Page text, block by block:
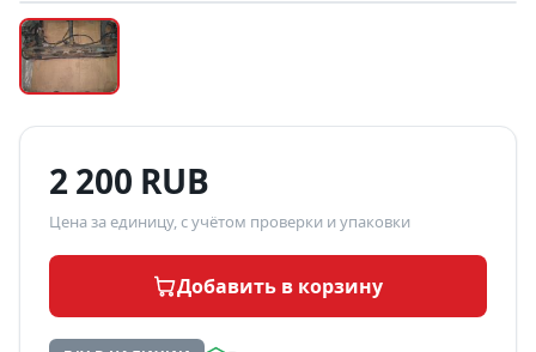
Б/У В НАЛИЧИИ
2 200 RUB
Цена за единицу, с учётом проверки и упаковки
Добавить в корзину